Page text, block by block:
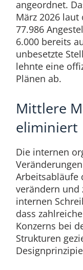
angeordnet.
März 2026
77.986
6.000 bereits
unbesetzte
lehnte eine
Plänen ab.
Mittlere
eliminiert
Die internen
Arbeitsabläufe
verändern und
internen
dass
Konzerns bei
Strukturen